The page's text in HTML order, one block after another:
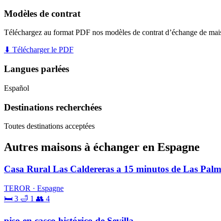
Modèles de contrat
Téléchargez au format PDF nos modèles de contrat d’échange de
⬇ Télécharger le PDF
Langues parlées
Español
Destinations recherchées
Toutes destinations acceptées
Autres maisons à échanger en Espagne
Casa Rural Las Caldereras a 15 minutos de Las
TEROR · Espagne
🛏 3 🛁 1 👥 4